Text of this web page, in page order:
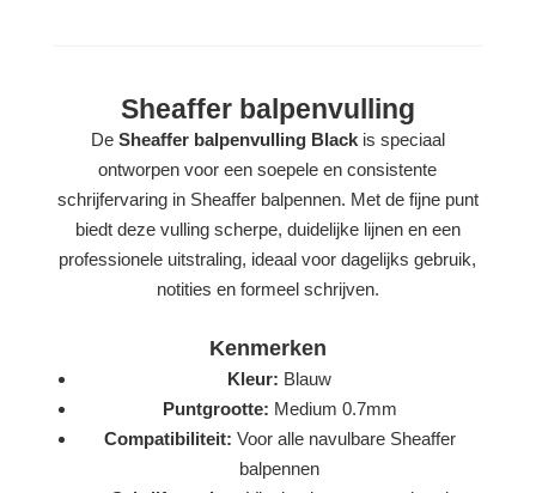
Sheaffer balpenvulling
De Sheaffer balpenvulling Blackis speciaal
ontworpen voor een soepele en consistente
schrijfervaring in Sheaffer balpennen. Met de fijne punt
biedt deze vulling scherpe, duidelijke lijnen en een
professionele uitstraling, ideaal voor dagelijks gebruik,
notities en formeel schrijven.
Kenmerken
Kleur: Blauw
Puntgrootte: Medium 0.7mm
Compatibiliteit: Voor alle navulbare Sheaffer
balpennen